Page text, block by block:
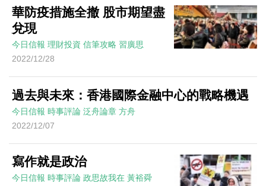
華防疫措施全撤 股市期望盡
兌現
今日信報 理財投資 信筆攻略 習廣思
2022/12/28
過去與未來：香港國際金融中心的戰略機遇
今日信報 時事評論 泛舟論章 方舟
2022/12/07
寫作就是政治
今日信報 時事評論 政思故我在 黃裕舜